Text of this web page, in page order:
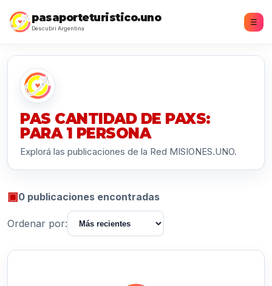
pasaporteturistico.uno
Descubrí Argentina
☰
PAS CANTIDAD DE PAXS:
PARA 1 PERSONA
Explorá las publicaciones de la Red MISIONES.UNO.
▣0 publicaciones encontradas
Ordenar por: